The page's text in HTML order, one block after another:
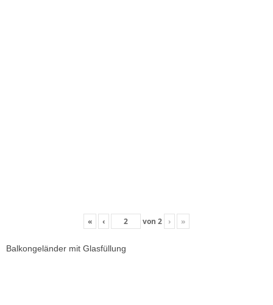
« ‹ von 2 › »
Balkongeländer mit Glasfüllung